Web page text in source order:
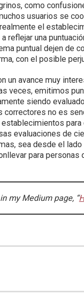
como
usuarios se
el
reflejar una
puntual dejen de
con el posible
un avance muy
veces, emitimos
siendo
no es
evaluaciones de
sea desde el
para
my Medium page, “